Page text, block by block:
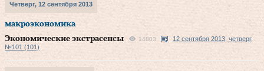
Четверг, 12 сентября 2013
макроэкономика
Экономические экстрасенсы
14803
12 сентября 2013, четверг,
№101 (101)